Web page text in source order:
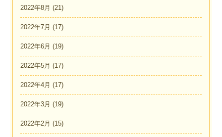
2022年8月 (21)
2022年7月 (17)
2022年6月 (19)
2022年5月 (17)
2022年4月 (17)
2022年3月 (19)
2022年2月 (15)